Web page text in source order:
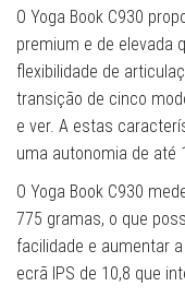
O Yoga Book C930
premium e de elevada
flexibilidade de
transição de cinco
e ver. A estas
uma autonomia de até
O Yoga Book C930
775 gramas, o que
facilidade e aumentar
ecrã IPS de 10,8 que